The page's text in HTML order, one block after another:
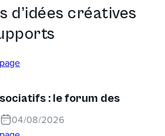
d’idées créatives
: le forum des
04/08/2026